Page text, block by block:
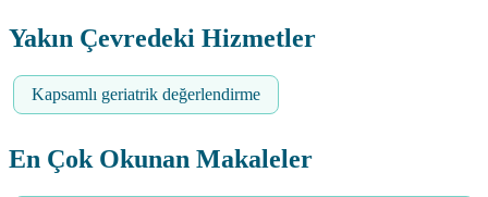
Yakın Çevredeki Hizmetler
Kapsamlı geriatrik değerlendirme
En Çok Okunan Makaleler